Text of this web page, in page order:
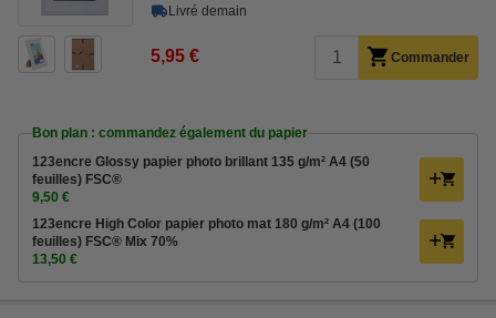
Livré demain
5,95 € Commander
Bon plan : commandez également du papier
123encre Glossy papier photo brillant 135 g/m² A4 (50
feuilles) FSC®
9,50 €
123encre High Color papier photo mat 180 g/m² A4 (100
feuilles) FSC® Mix 70%
13,50 €